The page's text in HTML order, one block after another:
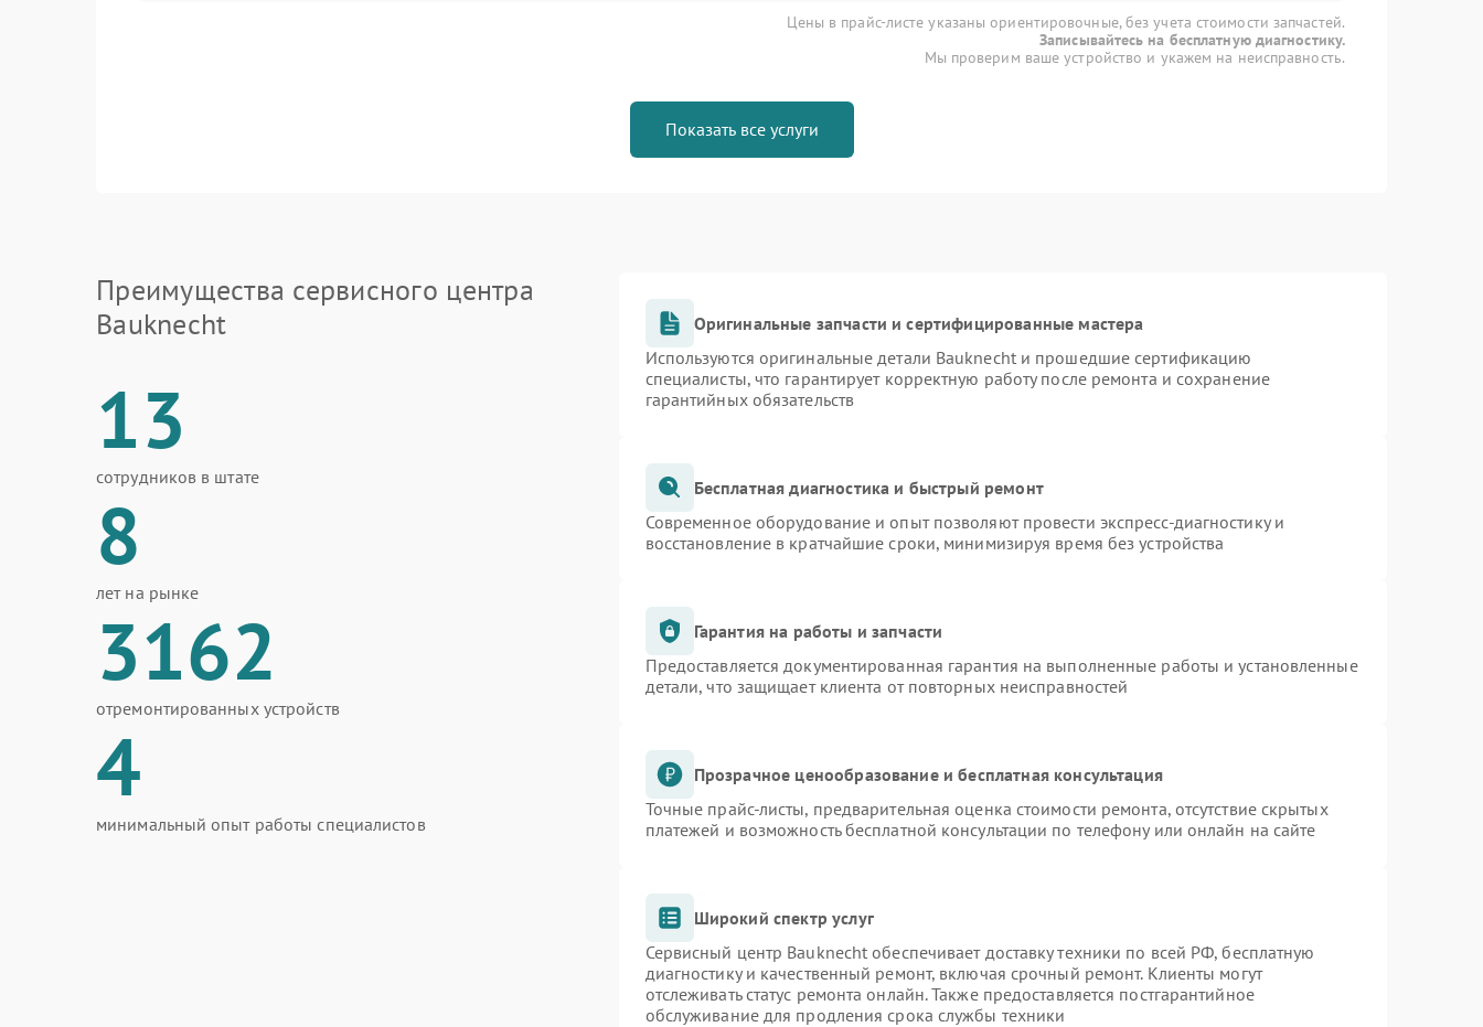
Цены в прайс-листе указаны ориентировочные, без учета стоимости запчастей.
Записывайтесь на бесплатную диагностику.
Мы проверим ваше устройство и укажем на неисправность.
Показать все услуги
Преимущества сервисного центра
Bauknecht
13
сотрудников в штате
8
лет на рынке
3162
отремонтированных устройств
4
минимальный опыт работы специалистов
Оригинальные запчасти и сертифицированные мастера
Используются оригинальные детали Bauknecht и прошедшие сертификацию
специалисты, что гарантирует корректную работу после ремонта и сохранение
гарантийных обязательств
Бесплатная диагностика и быстрый ремонт
Современное оборудование и опыт позволяют провести экспресс-диагностику и
восстановление в кратчайшие сроки, минимизируя время без устройства
Гарантия на работы и запчасти
Предоставляется документированная гарантия на выполненные работы и установленные
детали, что защищает клиента от повторных неисправностей
Прозрачное ценообразование и бесплатная консультация
Точные прайс-листы, предварительная оценка стоимости ремонта, отсутствие скрытых
платежей и возможность бесплатной консультации по телефону или онлайн на сайте
Широкий спектр услуг
Сервисный центр Bauknecht обеспечивает доставку техники по всей РФ, бесплатную
диагностику и качественный ремонт, включая срочный ремонт. Клиенты могут
отслеживать статус ремонта онлайн. Также предоставляется постгарантийное
обслуживание для продления срока службы техники